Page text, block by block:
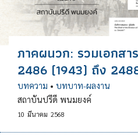
ภาคผนวก: รวมเอกส
2486 (1943) ถึง
บทความ • บทบาท-ผลงาน
สถาบันปรีดี พนมยงค์
10 มีนาคม 2568